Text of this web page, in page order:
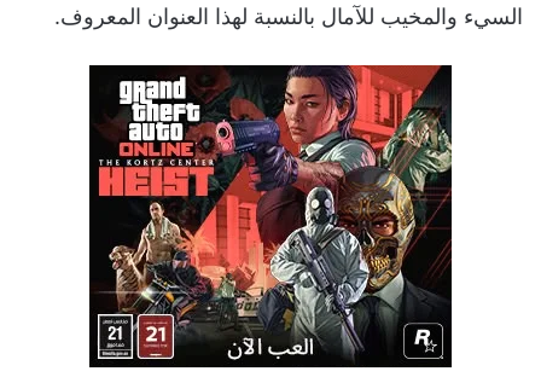
السيء والمخيب للآمال بالنسبة لهذا العنوان المعروف.